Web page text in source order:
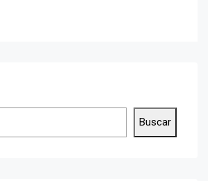
Buscar